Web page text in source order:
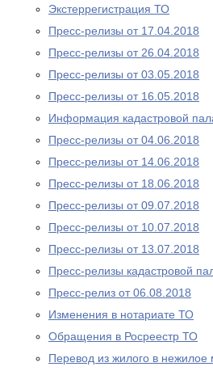
Экстеррегистрация ТО
Пресс-релизы от 17.04.2018
Пресс-релизы от 26.04.2018
Пресс-релизы от 03.05.2018
Пресс-релизы от 16.05.2018
Информация кадастровой
Пресс-релизы от 04.06.2018
Пресс-релизы от 14.06.2018
Пресс-релизы от 18.06.2018
Пресс-релизы от 09.07.2018
Пресс-релизы от 10.07.2018
Пресс-релизы от 13.07.2018
Пресс-релизы кадастровой
Пресс-релиз от 06.08.2018
Изменения в нотариате ТО
Обращения в Росреестр ТО
Перевод из жилого в нежилое